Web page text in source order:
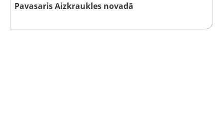
Pavasaris Aizkraukles novadā